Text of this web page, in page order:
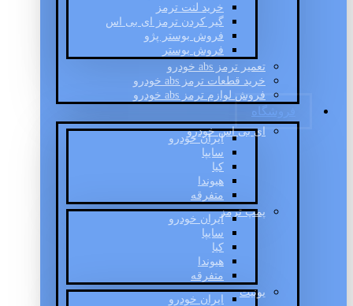
خرید لنت ترمز
گیر کردن ترمز ای بی اس
فروش بوستر پژو
فروش بوستر
تعمیر ترمز abs خودرو
خرید قطعات ترمز abs خودرو
فروش لوازم ترمز abs خودرو
فروشگاه
ای بی اس خودرو
ایران خودرو
سایپا
کیا
هیوندا
متفرقه
پمپ ترمز
ایران خودرو
سایپا
کیا
هیوندا
متفرقه
یونیت
ایران خودرو